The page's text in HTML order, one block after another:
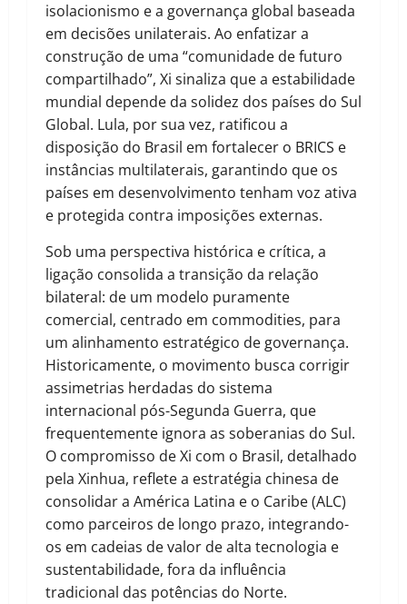
isolacionismo e a governança global baseada
em decisões unilaterais. Ao enfatizar a
construção de uma “comunidade de futuro
compartilhado”, Xi sinaliza que a estabilidade
mundial depende da solidez dos países do Sul
Global. Lula, por sua vez, ratificou a
disposição do Brasil em fortalecer o BRICS e
instâncias multilaterais, garantindo que os
países em desenvolvimento tenham voz ativa
e protegida contra imposições externas.
Sob uma perspectiva histórica e crítica, a
ligação consolida a transição da relação
bilateral: de um modelo puramente
comercial, centrado em commodities, para
um alinhamento estratégico de governança.
Historicamente, o movimento busca corrigir
assimetrias herdadas do sistema
internacional pós-Segunda Guerra, que
frequentemente ignora as soberanias do Sul.
O compromisso de Xi com o Brasil, detalhado
pela Xinhua, reflete a estratégia chinesa de
consolidar a América Latina e o Caribe (ALC)
como parceiros de longo prazo, integrando-
os em cadeias de valor de alta tecnologia e
sustentabilidade, fora da influência
tradicional das potências do Norte.